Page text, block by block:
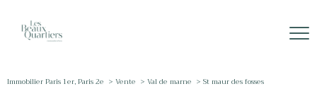
Immobilier Paris 1er, Paris 2e Vente Val de marne
St maur des fosses